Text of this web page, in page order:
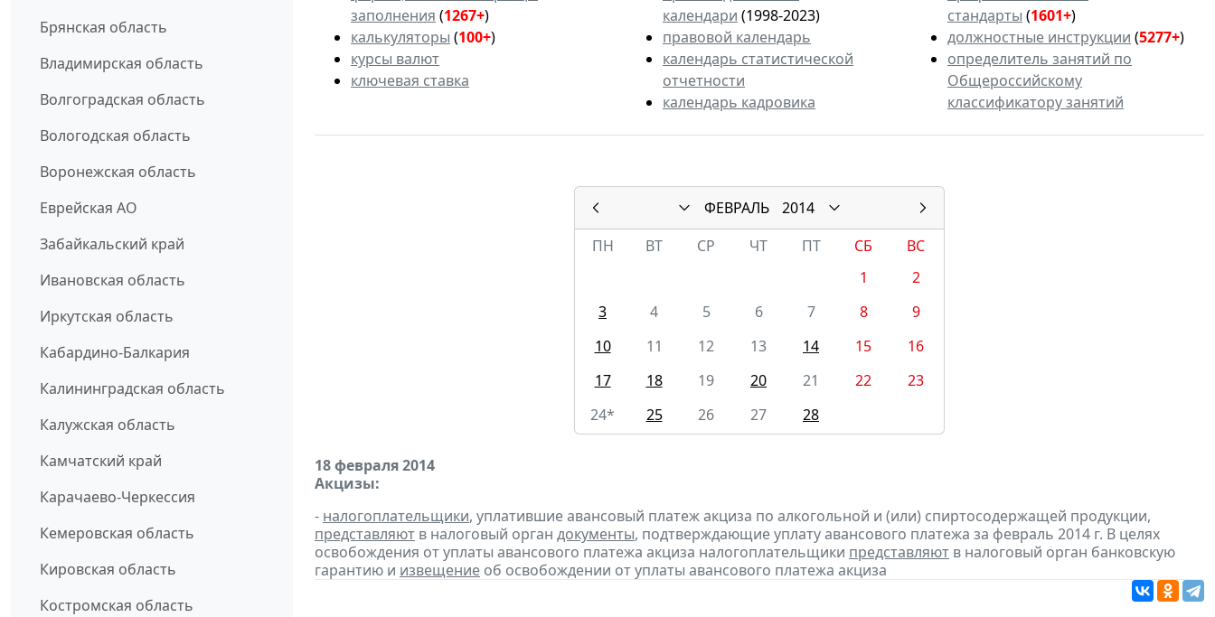
Брянская область
Владимирская область
Волгоградская область
Вологодская область
Воронежская область
Еврейская АО
Забайкальский край
Ивановская область
Иркутская область
Кабардино-Балкария
Калининградская область
Калужская область
Камчатский край
Карачаево-Черкессия
Кемеровская область
Кировская область
Костромская область
заполнения (1267+)
калькуляторы (100+)
курсы валют
ключевая ставка
календари (1998-2023)
правовой календарь
календарь статистической
отчетности
календарь кадровика
стандарты (1601+)
должностные инструкции (5277+)
определитель занятий по
Общероссийскому
классификатору занятий
ФЕВРАЛЬ
2014
ПН
ВТ СР ЧТ ПТ СБ
ВС
1
2
3
4 5 6 7 8
9
10
11 12 13 14 15
16
17
18 19 20 21 22
23
24*
25 26 27 28
18 февраля 2014
Акцизы:
- налогоплательщики, уплатившие авансовый платеж акциза по алкогольной и (или) спиртосодержащей продукции,
представляют в налоговый орган документы, подтверждающие уплату авансового платежа за февраль 2014 г. В целях
освобождения от уплаты авансового платежа акциза налогоплательщики представляют в налоговый орган банковскую
гарантию и извещение об освобождении от уплаты авансового платежа акциза